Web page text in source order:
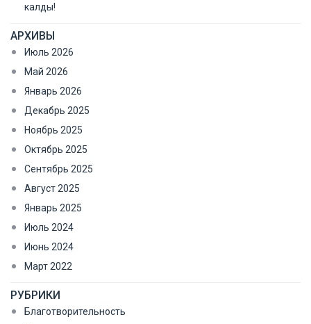
калды!
АРХИВЫ
Июль 2026
Май 2026
Январь 2026
Декабрь 2025
Ноябрь 2025
Октябрь 2025
Сентябрь 2025
Август 2025
Январь 2025
Июль 2024
Июнь 2024
Март 2022
РУБРИКИ
Благотворительность